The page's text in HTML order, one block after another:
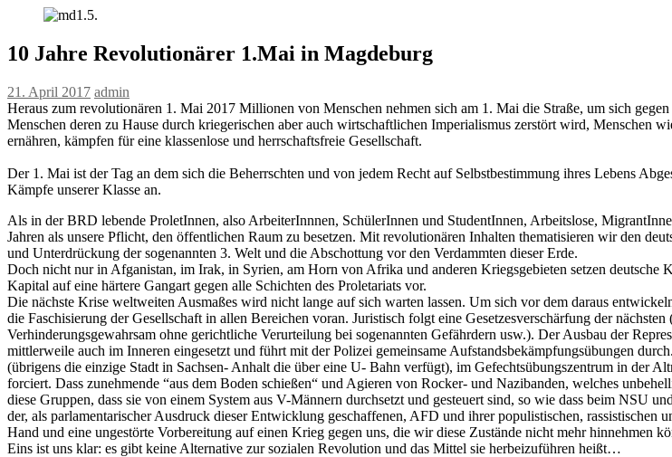
10 Jahre Revolutionärer 1.Mai in Magdeburg
21. April 2017 admin
Heraus zum revolutionären 1. Mai 2017 Millionen von Menschen nehmen sich am 1. Mai die Straße, um sich
Menschen deren zu Hause durch kriegerischen aber auch wirtschaftlichen Imperialismus zerstört wird, Menschen
ernähren, kämpfen für eine klassenlose und herrschaftsfreie Gesellschaft.
Der 1. Mai ist der Tag an dem sich die Beherrschten und von jedem Recht auf Selbstbestimmung ihres Lebens
Kämpfe unserer Klasse an.
Als in der BRD lebende ProletInnen, also ArbeiterInnnen, SchülerInnen und StudentInnen, Arbeitslose,
Jahren als unsere Pflicht, den öffentlichen Raum zu besetzen. Mit revolutionären Inhalten thematisieren wir den
und Unterdrückung der sogenannten 3. Welt und die Abschottung vor den Verdammten dieser Erde.
Doch nicht nur in Afganistan, im Irak, in Syrien, am Horn von Afrika und anderen Kriegsgebieten setzen
Kapital auf eine härtere Gangart gegen alle Schichten des Proletariats vor.
Die nächste Krise weltweiten Ausmaßes wird nicht lange auf sich warten lassen. Um sich vor dem daraus
die Faschisierung der Gesellschaft in allen Bereichen voran. Juristisch folgt eine Gesetzesverschärfung der
Verhinderungsgewahrsam ohne gerichtliche Verurteilung bei sogenannten Gefährdern usw.). Der Ausbau der
mittlerweile auch im Inneren eingesetzt und führt mit der Polizei gemeinsame Aufstandsbekämpfungsübungen
(übrigens die einzige Stadt in Sachsen- Anhalt die über eine U- Bahn verfügt), im Gefechtsübungszentrum in der
forciert. Dass zunehmende “aus dem Boden schießen“ und Agieren von Rocker- und Nazibanden, welches
diese Gruppen, dass sie von einem System aus V-Männern durchsetzt und gesteuert sind, so wie dass beim NSU
der, als parlamentarischer Ausdruck dieser Entwicklung geschaffenen, AFD und ihrer populistischen,
Hand und eine ungestörte Vorbereitung auf einen Krieg gegen uns, die wir diese Zustände nicht mehr hinnehmen
Eins ist uns klar: es gibt keine Alternative zur sozialen Revolution und das Mittel sie herbeizuführen heißt…